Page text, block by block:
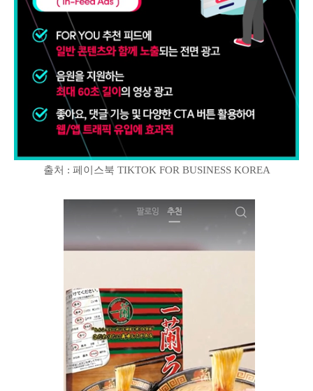
출처 : 페이스북 TIKTOK FOR BUSINESS KOREA